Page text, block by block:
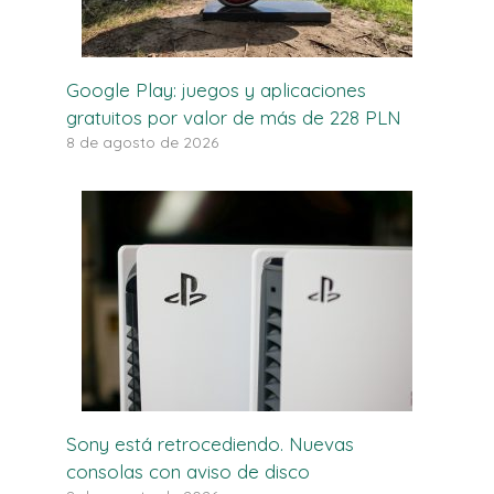
Google Play: juegos y aplicaciones
gratuitos por valor de más de 228 PLN
8 de agosto de 2026
Sony está retrocediendo. Nuevas
consolas con aviso de disco